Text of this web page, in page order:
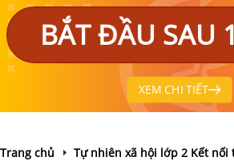
BẮT ĐẦU SAU
XEM CHI TIẾT
Trang chủ Tự nhiên xã hội lớp 2 Kết nối